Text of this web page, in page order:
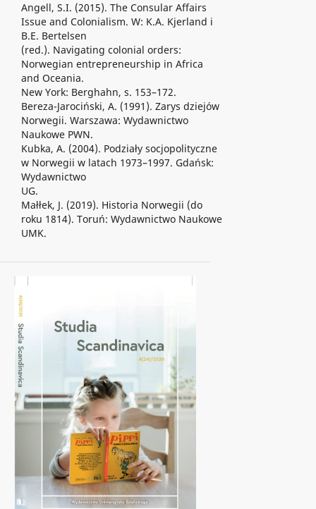
Angell, S.I. (2015). The Consular Affairs
Issue and Colonialism. W: K.A. Kjerland i
B.E. Bertelsen
(red.). Navigating colonial orders:
Norwegian entrepreneurship in Africa
and Oceania.
New York: Berghahn, s. 153–172.
Bereza-Jarociński, A. (1991). Zarys dziejów
Norwegii. Warszawa: Wydawnictwo
Naukowe PWN.
Kubka, A. (2004). Podziały socjopolityczne
w Norwegii w latach 1973–1997. Gdańsk:
Wydawnictwo
UG.
Małłek, J. (2019). Historia Norwegii (do
roku 1814). Toruń: Wydawnictwo Naukowe
UMK.